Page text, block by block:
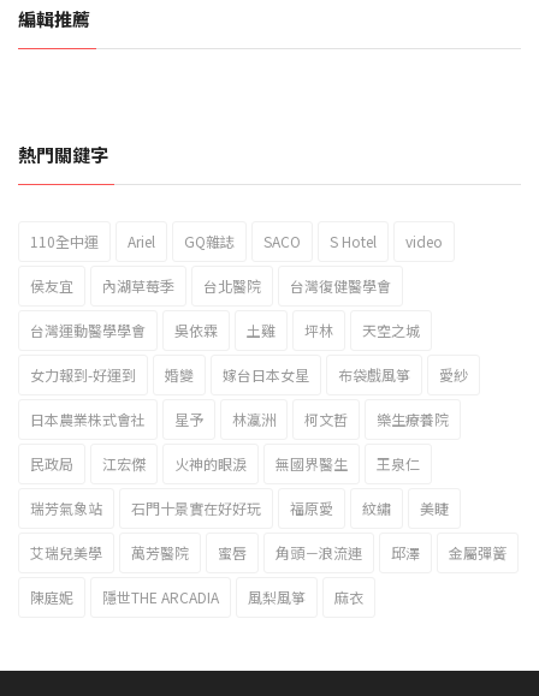
編輯推薦
2023新北市北海岸國際風箏節「風在石起」霸氣回歸
熱門關鍵字
110全中運 Ariel GQ雜誌 SACO S Hotel video
侯友宜 內湖草莓季 台北醫院 台灣復健醫學會
台灣運動醫學學會 吳依霖 土雞 坪林 天空之城
女力報到-好運到 婚變 嫁台日本女星 布袋戲風箏 愛紗
日本農業株式會社 星予 林瀛洲 柯文哲 樂生療養院
民政局 江宏傑 火神的眼淚 無國界醫生 王泉仁
瑞芳氣象站 石門十景實在好好玩 福原愛 紋繡 美睫
艾瑞兒美學 萬芳醫院 蜜唇 角頭－浪流連 邱澤 金屬彈簧
陳庭妮 隱世THE ARCADIA 風梨風箏 麻衣